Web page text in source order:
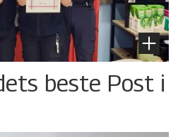
beste Post i